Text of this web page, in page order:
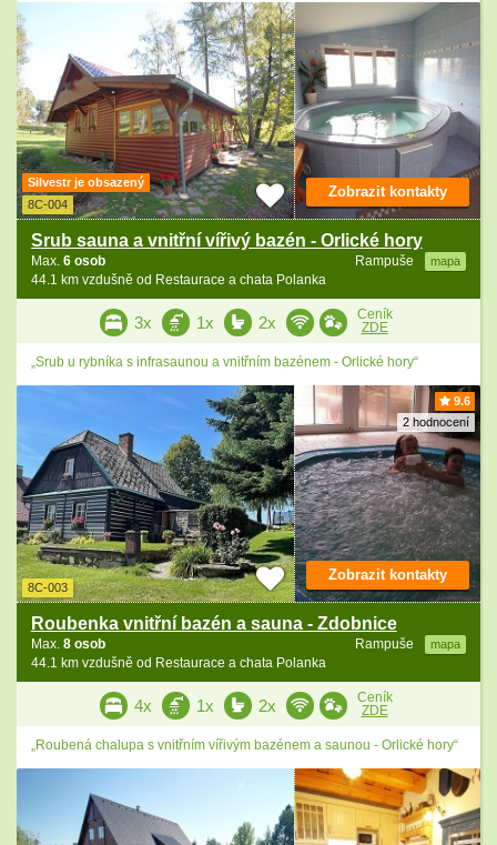
Silvestr je obsazený
8C-004
Srub sauna a vnitřní vířivý bazén - Orlické hory
Rampuše mapa
Max. 6 osob
44.1 km vzdušně od Restaurace a chata Polanka
Zobrazit kontakty
3x 1x 2x
Ceník
ZDE
„Srub u rybníka s infrasaunou a vnitřním bazénem - Orlické hory“
9.6
2 hodnocení
8C-003
Roubenka vnitřní bazén a sauna - Zdobnice
Rampuše mapa
Max. 8 osob
44.1 km vzdušně od Restaurace a chata Polanka
Zobrazit kontakty
4x 1x 2x
Ceník
ZDE
„Roubená chalupa s vnitřním vířivým bazénem a saunou - Orlické hory“